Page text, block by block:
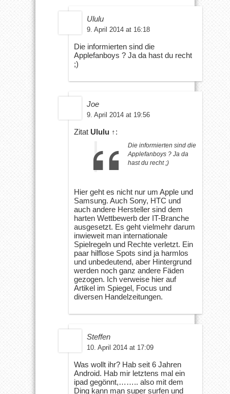
Ululu
9. April 2014 at 16:18
Die informierten sind die
Applefanboys ? Ja da hast du recht
;)
Joe
9. April 2014 at 19:56
Zitat Ululu ↑:
Die informierten sind die
Applefanboys ? Ja da
hast du recht ;)
Hier geht es nicht nur um Apple und
Samsung. Auch Sony, HTC und
auch andere Hersteller sind dem
harten Wettbewerb der IT-Branche
ausgesetzt. Es geht vielmehr darum
inwieweit man internationale
Spielregeln und Rechte verletzt. Ein
paar hilflose Spots sind ja harmlos
und unbedeutend, aber Hintergrund
werden noch ganz andere Fäden
gezogen. Ich verweise hier auf
Artikel im Spiegel, Focus und
diversen Handelzeitungen.
Steffen
10. April 2014 at 17:09
Was wollt ihr? Hab seit 6 Jahren
Android. Hab mir letztens mal ein
ipad gegönnt,…….. also mit dem
Ding kann man super surfen und